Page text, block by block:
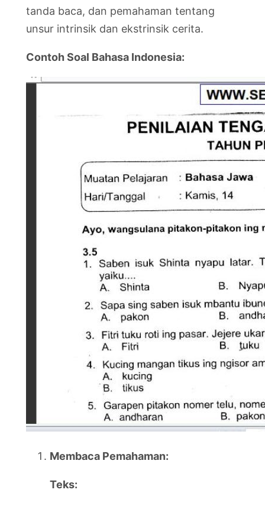
tanda baca, dan pemahaman tentang
unsur intrinsik dan ekstrinsik cerita.
Contoh Soal Bahasa Indonesia:
Membaca Pemahaman:
Teks: